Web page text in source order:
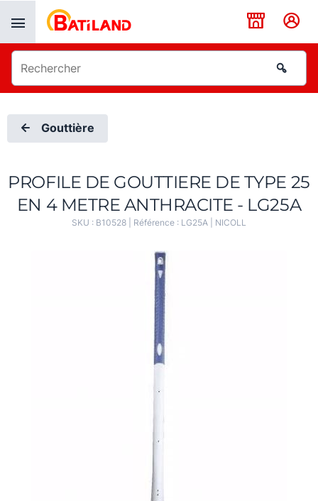
Gouttière
PROFILE DE GOUTTIERE DE TYPE 25
EN 4 METRE ANTHRACITE - LG25A
SKU : B10528 | Référence : LG25A NICOLL
Panneau de gestion des cookies